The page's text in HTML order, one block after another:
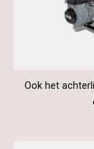
Ook het